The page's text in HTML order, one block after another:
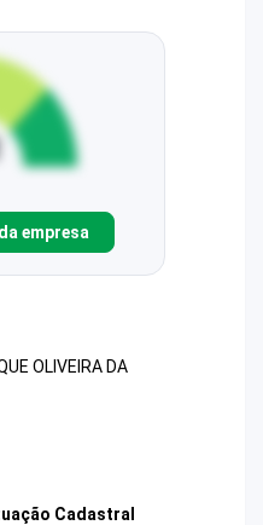
empresa
OLIVEIRA DA
Cadastral